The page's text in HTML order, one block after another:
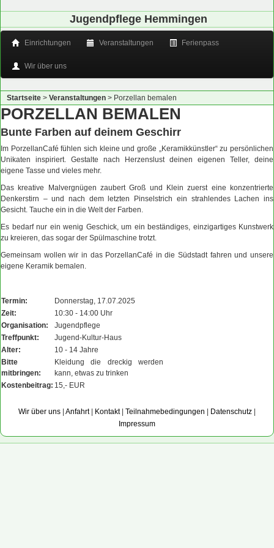
Jugendpflege Hemmingen
Einrichtungen Veranstaltungen Ferienpass
Wir über uns
Startseite > Veranstaltungen > Porzellan bemalen
PORZELLAN BEMALEN
Bunte Farben auf deinem Geschirr
Im PorzellanCafé fühlen sich kleine und große „Keramikkünstler“ zu persönlichen
Unikaten inspiriert. Gestalte nach Herzenslust deinen eigenen Teller, deine
eigene Tasse und vieles mehr.
Das kreative Malvergnügen zaubert Groß und Klein zuerst eine konzentrierte
Denkerstirn – und nach dem letzten Pinselstrich ein strahlendes Lachen ins
Gesicht. Tauche ein in die Welt der Farben.
Es bedarf nur ein wenig Geschick, um ein beständiges, einzigartiges Kunstwerk
zu kreieren, das sogar der Spülmaschine trotzt.
Gemeinsam wollen wir in das PorzellanCafé in die Südstadt fahren und unsere
eigene Keramik bemalen.
Termin:
Donnerstag, 17.07.2025
Zeit:
10:30 - 14:00 Uhr
Organisation:
Jugendpflege
Treffpunkt:
Jugend-Kultur-Haus
Alter:
10 - 14 Jahre
Bitte
mitbringen:
Kleidung die dreckig werden
kann, etwas zu trinken
Kostenbeitrag: 15,- EUR
Wir über uns Anfahrt| Kontakt| Teilnahmebedingungen Datenschutz
Impressum